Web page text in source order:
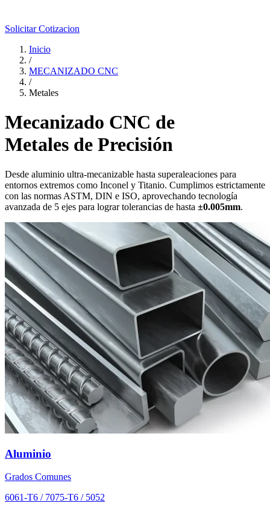
Solicitar Cotizacion
Inicio
/
MECANIZADO CNC
/
Metales
Mecanizado CNC de
Metales de Precisión
Desde aluminio ultra-mecanizable hasta superaleaciones para
entornos extremos como Inconel y Titanio. Cumplimos estrictamente
con las normas ASTM, DIN e ISO, aprovechando tecnología
avanzada de 5 ejes para lograr tolerancias de hasta ±0.005mm.
Aluminio
Grados Comunes
6061-T6 / 7075-T6 / 5052